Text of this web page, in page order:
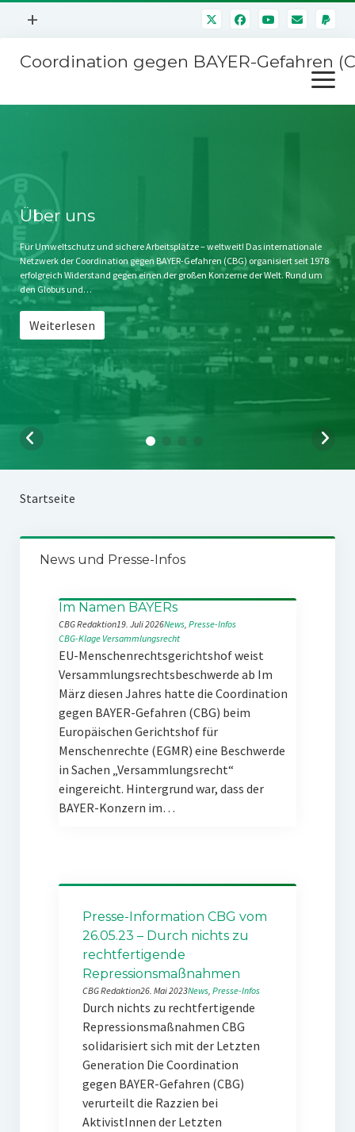
Menü
+
Mitmachen
Kontakt
Impressum
Störfälle
Coordination gegen BAYER-Gefahren
Menü
öffnen
Stichwort BAYER
Jahrestagung
SPENDEN
Über uns
Für Umweltschutz und sichere Arbeitsplätze – weltweit! Das internationale
Netzwerk der Coordination gegen BAYER-Gefahren (CBG) organisiert seit 1978
erfolgreich Widerstand gegen einen der großen Konzerne der Welt. Rund um
den Globus und…
Weiterlesen
Startseite
News und Presse-Infos
Im Namen BAYERs
CBG Redaktion19. Juli 2026News, Presse-Infos
CBG-Klage Versammlungsrecht
EU-Menschenrechtsgerichtshof weist
Versammlungsrechtsbeschwerde ab Im
März diesen Jahres hatte die Coordination
gegen BAYER-Gefahren (CBG) beim
Europäischen Gerichtshof für
Menschenrechte (EGMR) eine Beschwerde
in Sachen „Versammlungsrecht“
eingereicht. Hintergrund war, dass der
BAYER-Konzern im…
Presse-Information CBG vom
26.05.23 – Durch nichts zu
rechtfertigende
Repressionsmaßnahmen
CBG Redaktion26. Mai 2023News, Presse-Infos
Durch nichts zu rechtfertigende
Repressionsmaßnahmen CBG
solidarisiert sich mit der Letzten
Generation Die Coordination
gegen BAYER-Gefahren (CBG)
verurteilt die Razzien bei
AktivistInnen der Letzten